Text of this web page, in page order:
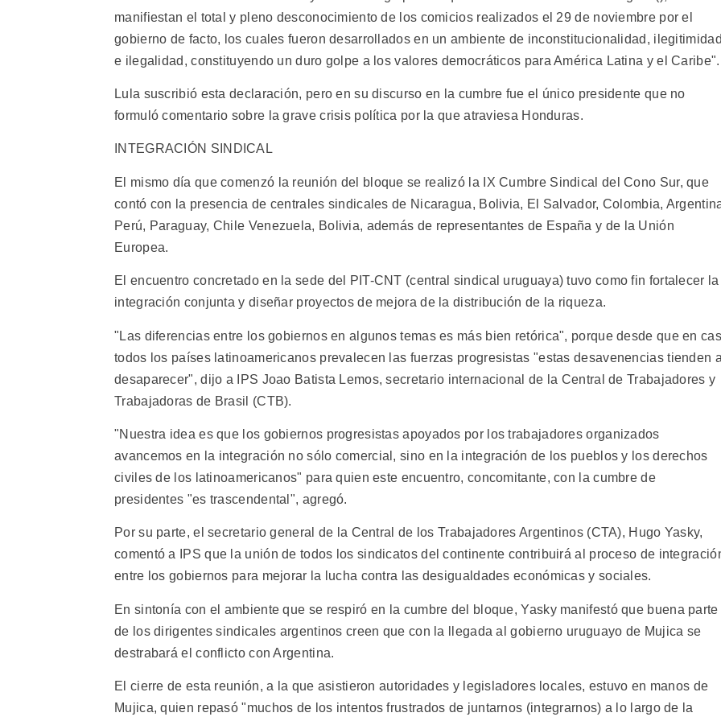
manifiestan el total y pleno desconocimiento de los comicios realizados el 29 de noviembre por el
gobierno de facto, los cuales fueron desarrollados en un ambiente de inconstitucionalidad, ilegitimidad
e ilegalidad, constituyendo un duro golpe a los valores democráticos para América Latina y el Caribe".
Lula suscribió esta declaración, pero en su discurso en la cumbre fue el único presidente que no
formuló comentario sobre la grave crisis política por la que atraviesa Honduras.
INTEGRACIÓN SINDICAL
El mismo día que comenzó la reunión del bloque se realizó la IX Cumbre Sindical del Cono Sur, que
contó con la presencia de centrales sindicales de Nicaragua, Bolivia, El Salvador, Colombia,
Perú, Paraguay, Chile Venezuela, Bolivia, además de representantes de España y de la Unión
Europea.
El encuentro concretado en la sede del PIT-CNT (central sindical uruguaya) tuvo como fin fortalecer la
integración conjunta y diseñar proyectos de mejora de la distribución de la riqueza.
"Las diferencias entre los gobiernos en algunos temas es más bien retórica", porque desde que en
todos los países latinoamericanos prevalecen las fuerzas progresistas "estas desavenencias tienden a
desaparecer", dijo a IPS Joao Batista Lemos, secretario internacional de la Central de Trabajadores y
Trabajadoras de Brasil (CTB).
"Nuestra idea es que los gobiernos progresistas apoyados por los trabajadores organizados
avancemos en la integración no sólo comercial, sino en la integración de los pueblos y los derechos
civiles de los latinoamericanos" para quien este encuentro, concomitante, con la cumbre de
presidentes "es trascendental", agregó.
Por su parte, el secretario general de la Central de los Trabajadores Argentinos (CTA), Hugo Yasky,
comentó a IPS que la unión de todos los sindicatos del continente contribuirá al proceso de
entre los gobiernos para mejorar la lucha contra las desigualdades económicas y sociales.
En sintonía con el ambiente que se respiró en la cumbre del bloque, Yasky manifestó que buena parte
de los dirigentes sindicales argentinos creen que con la llegada al gobierno uruguayo de Mujica se
destrabará el conflicto con Argentina.
El cierre de esta reunión, a la que asistieron autoridades y legisladores locales, estuvo en manos de
Mujica, quien repasó "muchos de los intentos frustrados de juntarnos (integrarnos) a lo largo de la